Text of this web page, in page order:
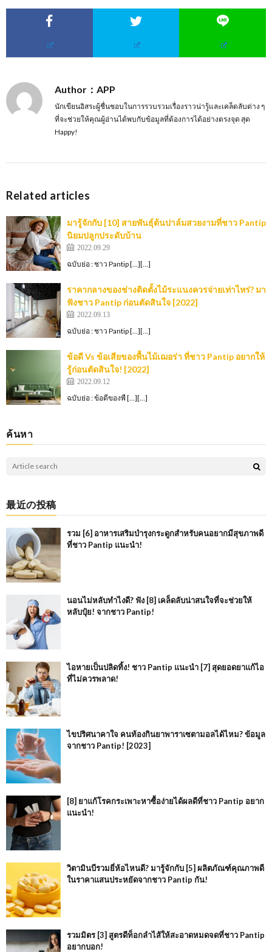
Author：APP
นักเขียนอิสระผู้ชื่นชอบในการรวบรวมเรื่องราวน่ารู้และเคล็ดลับต่าง ๆ
ที่จะช่วยให้คุณผู้อ่านได้พบกับข้อมูลที่ต้องการได้อย่างตรงจุด สุด
Happy!
Related articles
มารู้จักกับ [10] สายพันธุ์ต้นปาล์มสวยงามที่ชาว Pantip
นิยมปลูกประดับบ้าน
2022.09.29
ฉบับย่อ : ชาว Pantip […][…]
ราคากลางของช่างติดตั้งไม้ระแนงควรจ่ายเท่าไหร่? มา
ฟังชาว Pantip ก่อนตัดสินใจ [2022]
2022.09.13
ฉบับย่อ : ชาว Pantip […][…]
ข้อดี Vs ข้อเสียของพื้นไม้เฌอร่า ที่ชาว Pantip อยากให้
รู้ก่อนตัดสินใจ! [2022]
2022.09.12
ฉบับย่อ : ข้อดีของพื […][…]
ค้นหา
最近の投稿
รวม [6] อาหารเสริมบำรุงกระดูกสำหรับคนอยากมีสุขภาพดี
ที่ชาว Pantip แนะนำ!
นอนไม่หลับทำไงดี? ฟัง [8] เคล็ดลับน่าสนใจที่จะช่วยให้
หลับปุ๋ย! จากชาว Pantip!
ไอหายเป็นปลิดทิ้ง! ชาว Pantip แนะนำ [7] สุดยอดยาแก้ไอ
ที่ไม่ควรพลาด!
ไขปริศนาคาใจ คนท้องกินยาพาราเซตามอลได้ไหม? ข้อมูล
จากชาว Pantip! [2023]
[8] ยาแก้โรคกระเพาะหาซื้อง่ายได้ผลดีที่ชาว Pantip อยาก
แนะนำ!
วิตามินบีรวมยี่ห้อไหนดี? มารู้จักกับ [5] ผลิตภัณฑ์คุณภาพดี
ในราคาแสนประหยัดจากชาว Pantip กัน!
รวมมิตร [3] สูตรดีท็อกลำไส้ให้สะอาดหมดจดที่ชาว Pantip
อยากบอก!